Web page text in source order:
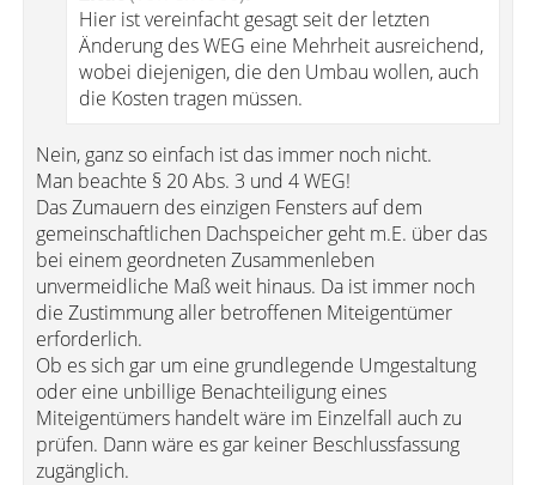
Hier ist vereinfacht gesagt seit der letzten
Änderung des WEG eine Mehrheit ausreichend,
wobei diejenigen, die den Umbau wollen, auch
die Kosten tragen müssen.
Nein, ganz so einfach ist das immer noch nicht.
Man beachte § 20 Abs. 3 und 4 WEG!
Das Zumauern des einzigen Fensters auf dem
gemeinschaftlichen Dachspeicher geht m.E. über das
bei einem geordneten Zusammenleben
unvermeidliche Maß weit hinaus. Da ist immer noch
die Zustimmung aller betroffenen Miteigentümer
erforderlich.
Ob es sich gar um eine grundlegende Umgestaltung
oder eine unbillige Benachteiligung eines
Miteigentümers handelt wäre im Einzelfall auch zu
prüfen. Dann wäre es gar keiner Beschlussfassung
zugänglich.